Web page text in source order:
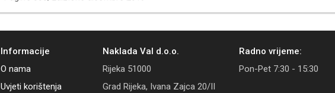
Informacije
O nama
Uvjeti korištenja
Naklada Val d.o.o.
Rijeka 51000
Grad Rijeka, Ivana Zajca 20/II
Radno vrijeme:
Pon-Pet 7:30 - 15:30